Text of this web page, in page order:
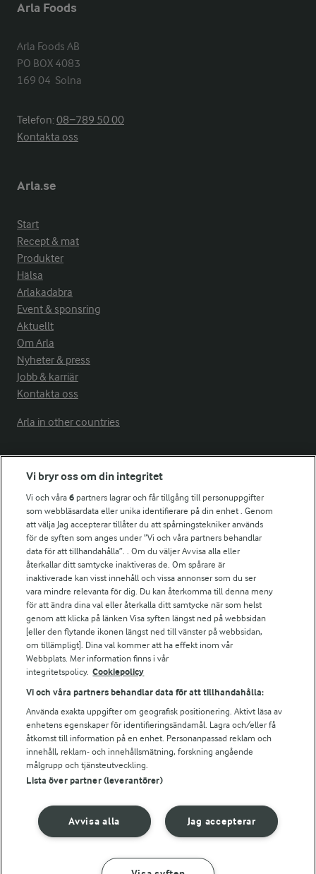
Arla Foods
Arla Foods AB
PO BOX 4083
169 04  Solna
Telefon:08−789 50 00
Kontakta oss
Arla.se
Start
Recept & mat
Produkter
Hälsa
Arlakadabra
Event & sponsring
Aktuellt
Om Arla
Nyheter & press
Jobb & karriär
Kontakta oss
Arla in other countries
Fler Arlasajter
För ägare
Arlas kundportal
Arla.com
Falbygdens Ost
Arla webbshop
Bildbank
Följ oss
© 2026 Arla Foods
Integritetspolicy
Vi bryr oss om din integritet
Vi och våra6 partners lagrar och får tillgång till personuppgifter
som webbläsardata eller unika identifierare på din enhet . Genom
att välja Jag accepterar tillåter du att spårningstekniker används
för de syften som anges under ”Vi och våra partners behandlar
data för att tillhandahålla”. . Om du väljer Avvisa alla eller
återkallar ditt samtycke inaktiveras de. Om spårare är
inaktiverade kan visst innehåll och vissa annonser som du ser
vara mindre relevanta för dig. Du kan återkomma till denna meny
för att ändra dina val eller återkalla ditt samtycke när som helst
genom att klicka på länken Visa syften längst ned på webbsidan
[eller den flytande ikonen längst ned till vänster på webbsidan,
om tillämpligt]. Dina val kommer att ha effekt inom vår
Webbplats. Mer information finns i vår
integritetspolicy. Cookiepolicy
Vi och våra partners behandlar data för att tillhandahålla:
Använda exakta uppgifter om geografisk positionering. Aktivt läsa av
enhetens egenskaper för identifieringsändamål. Lagra och/eller få
åtkomst till information på en enhet. Personanpassad reklam och
innehåll, reklam- och innehållsmätning, forskning angående
målgrupp och tjänsteutveckling.
Lista över partner (leverantörer)
Jag accepterar
Avvisa alla